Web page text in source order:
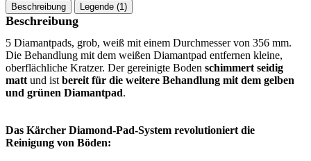
Beschreibung Legende (1)
Beschreibung
5 Diamantpads, grob, weiß mit einem Durchmesser von 356 mm.
Die Behandlung mit dem weißen Diamantpad entfernen kleine,
oberflächliche Kratzer. Der gereinigte Boden schimmert seidig
matt und ist bereit für die weitere Behandlung mit dem gelben
und grünen Diamantpad.
Das Kärcher Diamond-Pad-System revolutioniert die
Reinigung von Böden: